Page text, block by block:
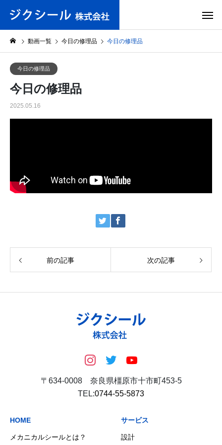
動画一覧 今日の修理品 今日の修理品
今日の修理品
今日の修理品
2025.05.16
前の記事 次の記事
〒634-0008 奈良県橿原市十市町453-5
TEL:0744-55-5873
HOME
メカニカルシールとは？
サービス
設計